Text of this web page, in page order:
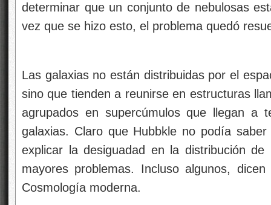
determinar que un conjunto de nebulosas
vez que se hizo esto, el problema quedó
Las galaxias no están distribuidas por el
sino que tienden a reunirse en estructuras
agrupados en supercúmulos que llegan a
galaxias. Claro que Hubbkle no podía
explicar la desiguadad en la distribución
mayores problemas. Incluso algunos,
Cosmología moderna.